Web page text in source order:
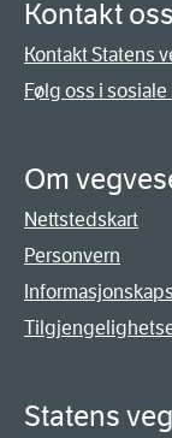
Kontakt oss
Kontakt Statens
Følg oss i
Om
Nettstedskart
Personvern
Statens